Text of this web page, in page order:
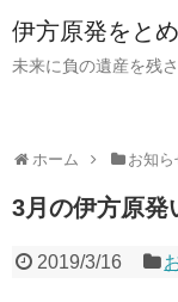
伊方原発をと
未来に負の遺産を残
ホーム お知ら
3月の伊方原発
2019/3/16